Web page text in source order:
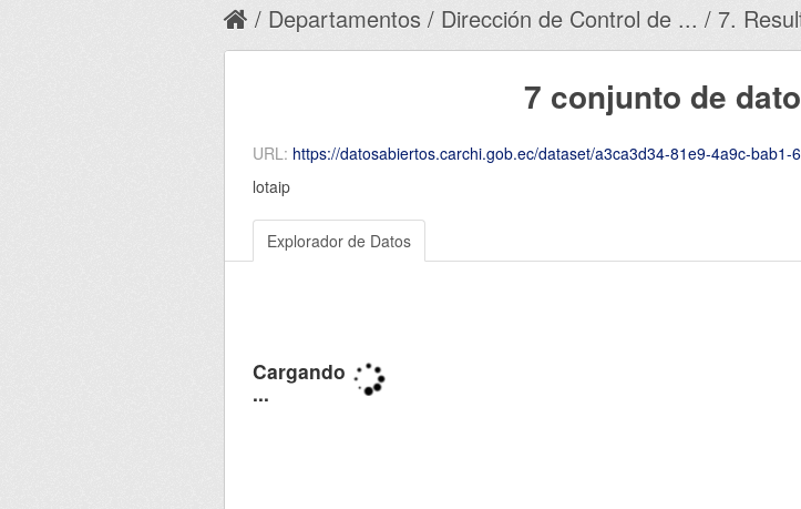
Departamentos Dirección de Control de ... 7.
7 conjunto de
URL: https://datosabiertos.carchi.gob.ec/dataset/a3ca3d34-81e9-4a9c-bab1-60b37776a705/
lotaip
Explorador de Datos